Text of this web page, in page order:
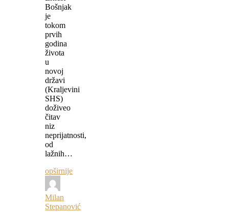
Bošnjak
je
tokom
prvih
godina
života
u
novoj
državi
(Kraljevini
SHS)
doživeo
čitav
niz
neprijatnosti,
od
lažnih…
opširnije
Milan
Stepanović